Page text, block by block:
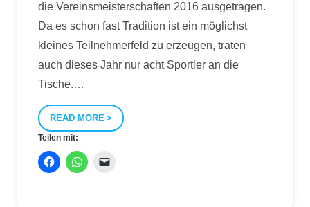
die Vereinsmeisterschaften 2016 ausgetragen.
Da es schon fast Tradition ist ein möglichst
kleines Teilnehmerfeld zu erzeugen, traten
auch dieses Jahr nur acht Sportler an die
Tische.…
READ MORE
Teilen mit: